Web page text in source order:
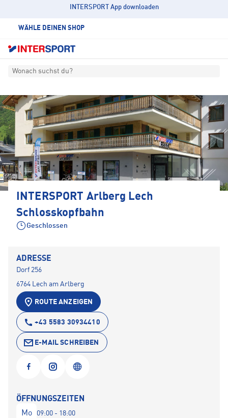
INTERSPORT App downloaden
WÄHLE DEINEN SHOP
Wonach suchst du?
INTERSPORT Arlberg Lech
Schlosskopfbahn
Geschlossen
ADRESSE
Dorf 256
6764 Lech am Arlberg
ROUTE ANZEIGEN
+43 5583 30934410
E-MAIL SCHREIBEN
ÖFFNUNGSZEITEN
Mo
09:00 - 18:00